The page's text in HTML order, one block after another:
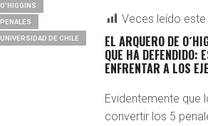
Veces leído
EL ARQUERO DE
QUE HA DEFENDIDO:
ENFRENTAR A LOS
Evidentemente que
convertir los 5
O'HIGGINS
PENALES
UNIVERSIDAD DE CHILE